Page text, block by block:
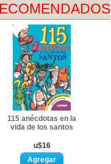
115 anécdotas en la
vida de los santos
u$16